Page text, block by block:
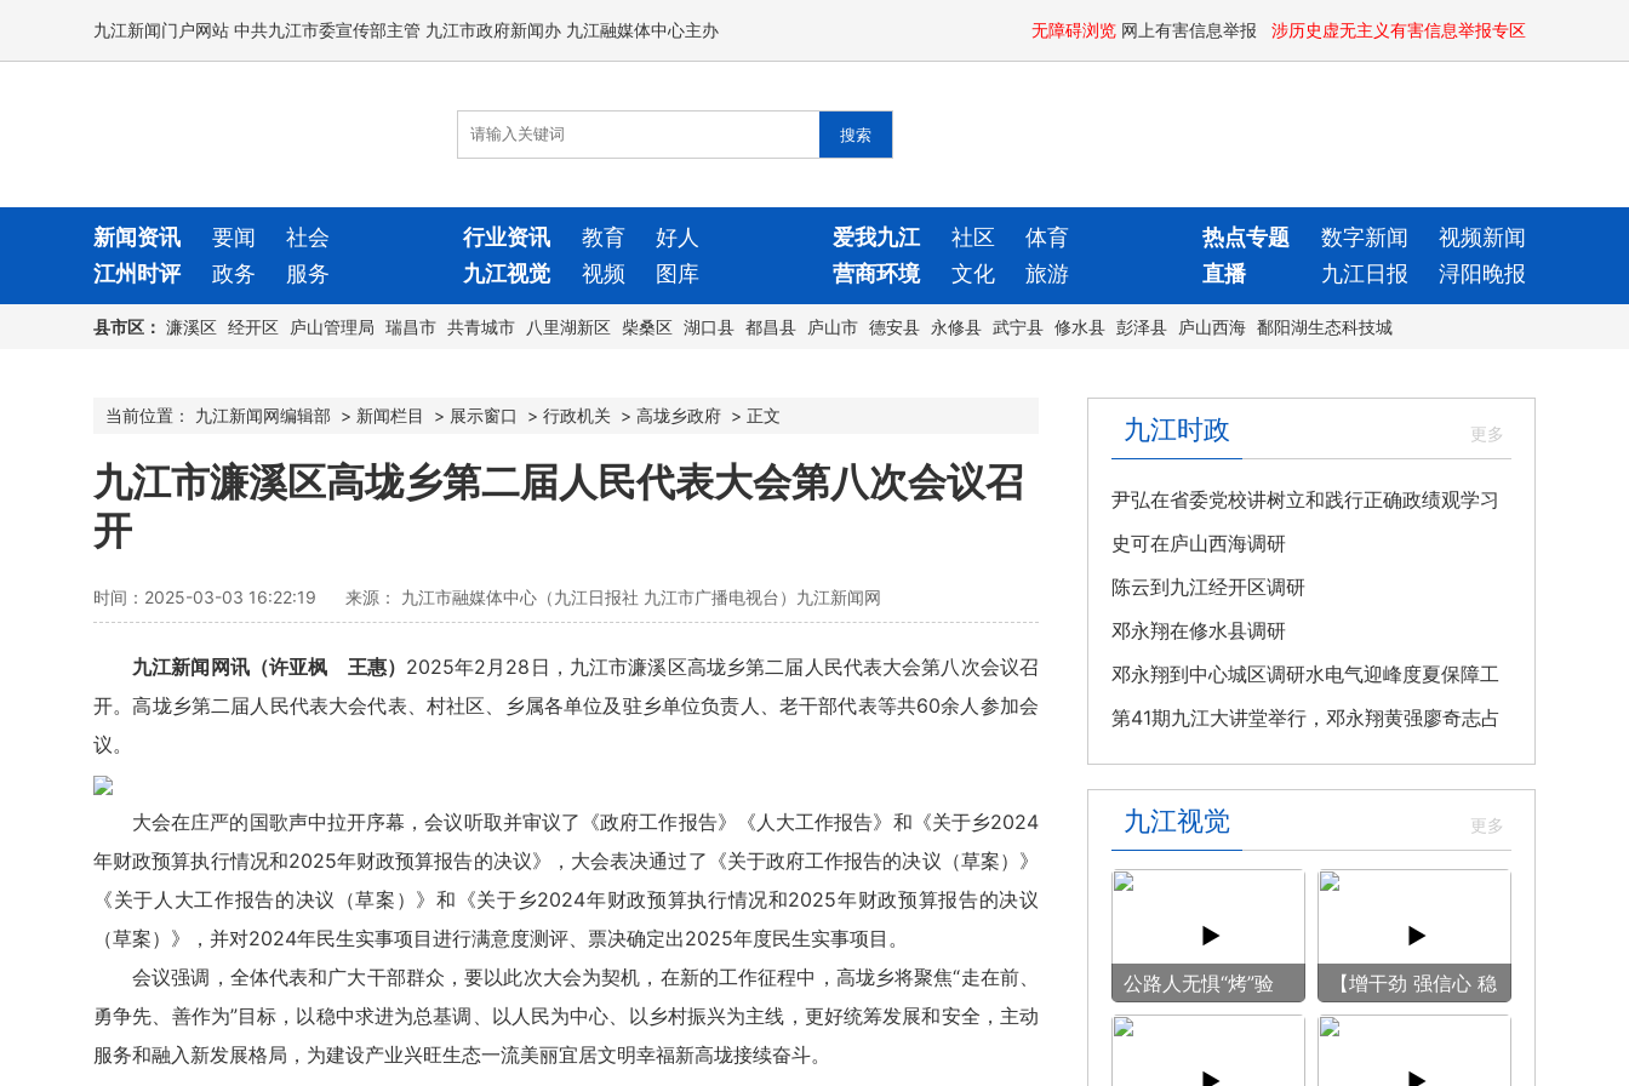
九江新闻门户网站 中共九江市委宣传部主管 九江市政府新闻办 九江融媒体中心主办 无障碍浏览 网上有害信息举报 涉历史虚无主义有害信息举报专区
新闻资讯 要闻 社会 行业资讯 教育 好人 爱我九江 社区 体育 热点专题 数字新闻
视频新闻
江州时评
政务 服务 九江视觉 视频 图库 营商环境 文化 旅游 直播 九江日报 浔阳晚报
县市区： 濂溪区 经开区 庐山管理局 瑞昌市 共青城市 八里湖新区 柴桑区 湖口县 都昌县 庐山市 德安县 永修县 武宁县 修水县 彭泽县 庐山西海 鄱阳湖生态科技城
当前位置： 九江新闻网编辑部 > 新闻栏目 > 展示窗口 > 行政机关 > 高垅乡政府 > 正文
九江市濂溪区高垅乡第二届人民代表大会第八次会议召
开
时间：2025-03-03 16:22:19 来源： 九江市融媒体中心（九江日报社 九江市广播电视台）九江新闻网
九江新闻网讯（许亚枫 王惠） 2025年2月28日，九江市濂溪区高垅乡第二届人民代表大会第八次会议召
开。高垅乡第二届人民代表大会代表、村社区、乡属各单位及驻乡单位负责人、老干部代表等共60余人参加会
议。
大会在庄严的国歌声中拉开序幕，会议听取并审议了《政府工作报告》《人大工作报告》和《关于乡2024
年财政预算执行情况和2025年财政预算报告的决议》，大会表决通过了《关于政府工作报告的决议（草案）》
《关于人大工作报告的决议（草案）》和《关于乡2024年财政预算执行情况和2025年财政预算报告的决议
（草案）》，并对2024年民生实事项目进行满意度测评、票决确定出2025年度民生实事项目。
会议强调，全体代表和广大干部群众，要以此次大会为契机，在新的工作征程中，高垅乡将聚焦“走在前、
勇争先、善作为”目标，以稳中求进为总基调、以人民为中心、以乡村振兴为主线，更好统筹发展和安全，主动
服务和融入新发展格局，为建设产业兴旺生态一流美丽宜居文明幸福新高垅接续奋斗。
九江时政
尹弘在省委党校讲树立和践行正确政绩观学习
教育专题党课
史可在庐山西海调研
陈云到九江经开区调研
邓永翔在修水县调研
邓永翔到中心城区调研水电气迎峰度夏保障工
作
第41期九江大讲堂举行，邓永翔黄强廖奇志占
勇出席
九江视觉
公路人无惧“烤”验
守护畅安旅途
【增干劲 强信心 稳
预期】赏古风游